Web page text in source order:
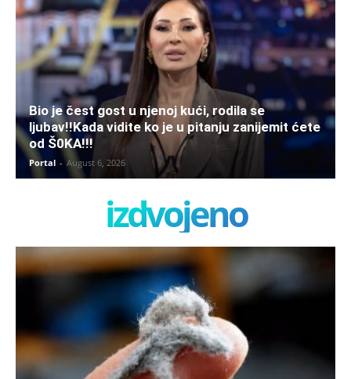
Bio je čest gost u njenoj kući, rodila se
ljubav!!Kada vidite ko je u pitanju zanijemit ćete
od Š0KA!!!
Portal - August 6, 2026
izdvojeno